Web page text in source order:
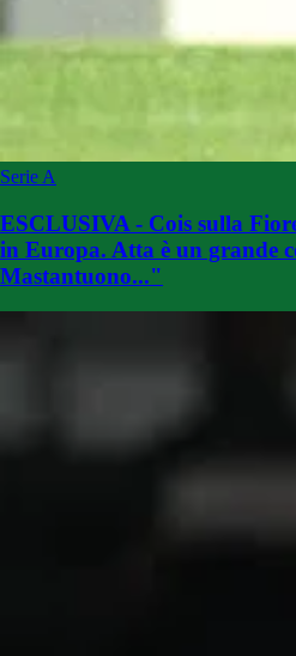
Serie A
ESCLUSIVA - Cois sulla
in Europa. Atta è un grande
Mastantuono..."